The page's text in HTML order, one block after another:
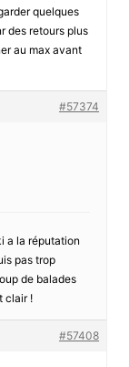
quelques
des retours plus
au max avant
#57374
a la réputation
pas trop
de balades
clair !
#57408